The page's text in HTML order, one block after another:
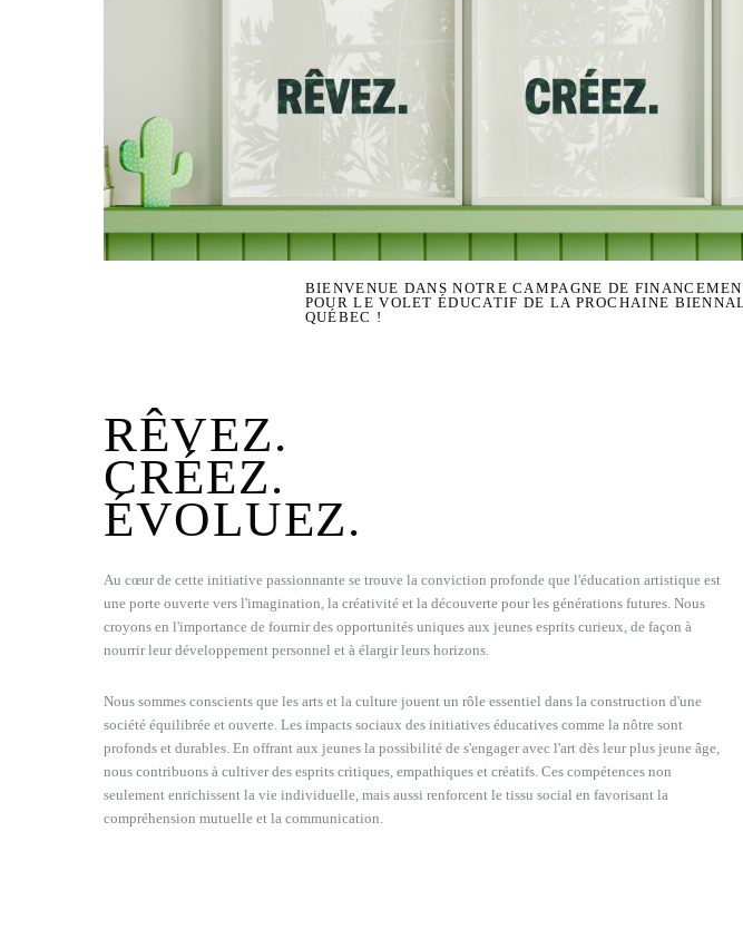
BIENVENUE DANS NOTRE CAMPAGNE DE
POUR LE VOLET ÉDUCATIF DE LA PROCHAINE
QUÉBEC !
RÊVEZ.
CRÉEZ.
ÉVOLUEZ.
Au cœur de cette initiative passionnante se trouve la conviction profonde que l'éducation artistique est
une porte ouverte vers l'imagination, la créativité et la découverte pour les générations futures. Nous
croyons en l'importance de fournir des opportunités uniques aux jeunes esprits curieux, de façon à
nourrir leur développement personnel et à élargir leurs horizons.
Nous sommes conscients que les arts et la culture jouent un rôle essentiel dans la construction d'une
société équilibrée et ouverte. Les impacts sociaux des initiatives éducatives comme la nôtre sont
profonds et durables. En offrant aux jeunes la possibilité de s'engager avec l'art dès leur plus jeune âge,
nous contribuons à cultiver des esprits critiques, empathiques et créatifs. Ces compétences non
seulement enrichissent la vie individuelle, mais aussi renforcent le tissu social en favorisant la
compréhension mutuelle et la communication.